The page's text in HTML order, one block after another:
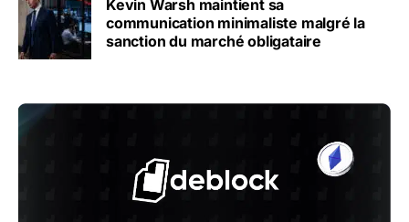
Kevin Warsh maintient sa
communication minimaliste malgré la
sanction du marché obligataire